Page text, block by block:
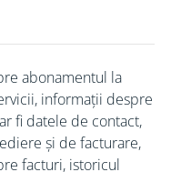
abonamentul la
informații despre
fi datele de contact,
și de facturare,
facturi, istoricul